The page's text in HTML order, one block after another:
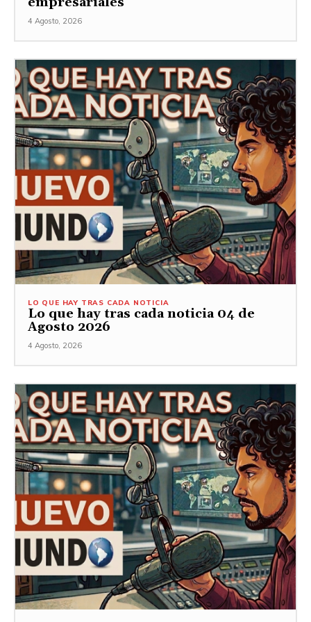
4 Agosto, 2026
LO QUE HAY TRAS CADA NOTICIA
Lo que hay tras cada noticia 04 de
Agosto 2026
4 Agosto, 2026